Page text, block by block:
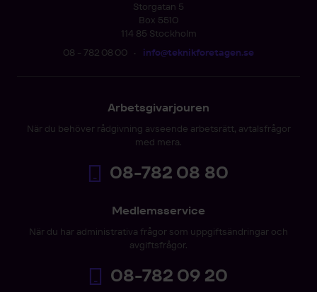
Storgatan 5
Box 5510
114 85 Stockholm
08 - 782 08 00 • info@teknikforetagen.se
Arbetsgivarjouren
När du behöver rådgivning avseende arbetsrätt, avtalsfrågor
med mera.
08-782 08 80
Medlemsservice
När du har administrativa frågor som uppgiftsändringar och
avgiftsfrågor.
08-782 09 20